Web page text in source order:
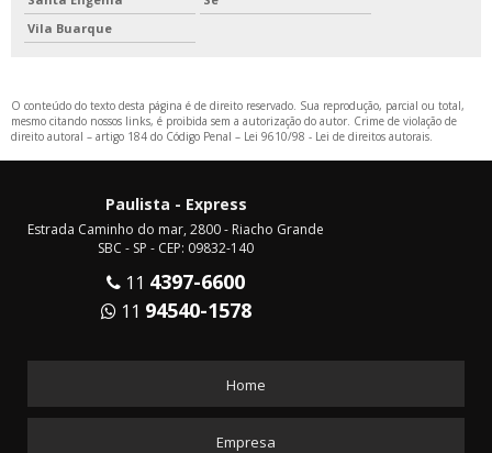
Vila Buarque
O conteúdo do texto desta página é de direito reservado. Sua reprodução, parcial ou total,
mesmo citando nossos links, é proibida sem a autorização do autor. Crime de violação de
direito autoral – artigo 184 do Código Penal – Lei 9610/98 - Lei de direitos autorais
Paulista - Express
Estrada Caminho do mar, 2800 - Riacho Grande
SBC - SP - CEP: 09832-140
11 4397-6600
11 94540-1578
Home
Empresa